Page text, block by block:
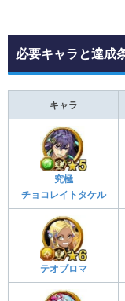
必要キャラと達成
キャラ
究極
チョコレイトタケル
テオブロマ